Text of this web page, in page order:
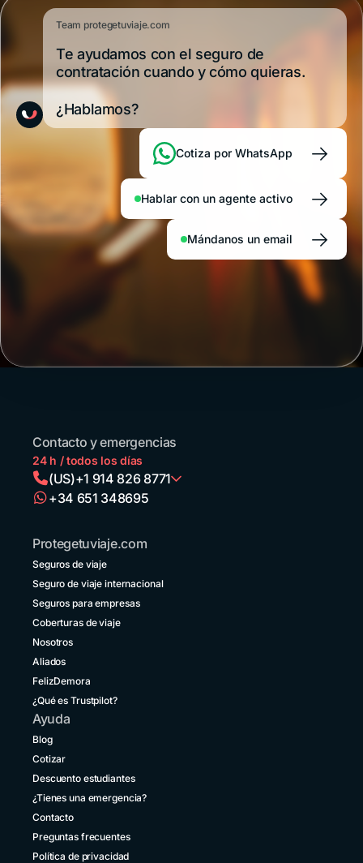
Team protegetuviaje.com
Te ayudamos con el seguro de
contratación cuando y cómo quieras.
¿Hablamos?
Cotiza por WhatsApp →
Hablar con un agente activo →
Mándanos un email →
Contacto y emergencias
24 h / todos los días
(US)+1 914 826 8771
Bolivia
+591 5 50701249
Brasil
Canadá
+1 833 2223287
Chile
+56 2 3210 3154
Colombia
Costa Rica
+1 914 826 8771
Ecuador
+593 1800 001516
+34 651 348695
Protegetuviaje.com
Seguros de viaje
Seguro de viaje internacional
Seguros para empresas
Coberturas de viaje
Nosotros
Aliados
FelizDemora
¿Qué es Trustpilot?
Ayuda
Blog
Cotizar
Descuento estudiantes
¿Tienes una emergencia?
Contacto
Preguntas frecuentes
Política de privacidad